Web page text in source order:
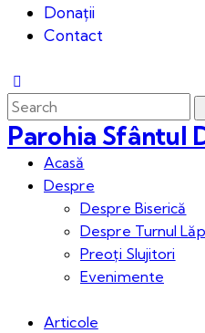
Donații
Contact
Parohia Sfântul
Acasă
Despre
Despre Biserică
Despre Turnul
Preoți Slujitori
Evenimente
Articole